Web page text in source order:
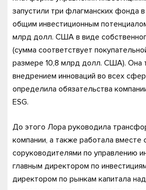
запустили три флагманских фонда
общим инвестиционным
млрд долл. США в виде
(сумма соответствует
размере 10,8 млрд долл. США). Она
внедрением инноваций во всех
определила обязательства
ESG.
До этого Лора руководила
компании, а также работала вместе
соруководителями по управлению
главным директором по
директором по рынкам капитала над